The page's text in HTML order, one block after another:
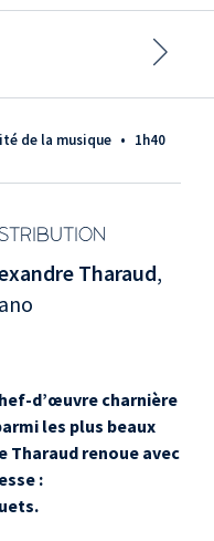
de la musique • 1h40
Tharaud,
d’œuvre charnière
les plus beaux
Tharaud renoue avec
: